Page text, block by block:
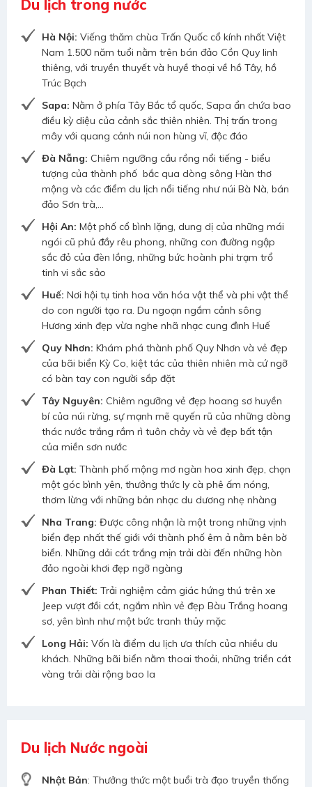
Du lịch trong nước
Hà Nội: Viếng thăm chùa Trấn Quốc cổ kính nhất Việt
Nam 1.500 năm tuổi nằm trên bán đảo Cồn Quy linh
thiêng, với truyền thuyết và huyề thoại về hồ Tây, hồ
Trúc Bạch
Sapa: Nằm ở phía Tây Bắc tổ quốc, Sapa ẩn chứa bao
điều kỳ diệu của cảnh sắc thiên nhiên. Thị trấn trong
mây với quang cảnh núi non hùng vĩ, độc đáo
Đà Nẵng: Chiêm ngưỡng cầu rồng nổi tiếng - biểu
tượng của thành phố bắc qua dòng sông Hàn thơ
mộng và các điểm du lịch nổi tiếng như núi Bà Nà, bán
đảo Sơn trà,...
Hội An: Một phố cổ bình lặng, dung dị của những mái
ngói cũ phủ đầy rêu phong, những con đường ngập
sắc đỏ của đèn lồng, những bức hoành phi trạm trổ
tinh vi sắc sảo
Huế: Nơi hội tụ tinh hoa văn hóa vật thể và phi vật thể
do con người tạo ra. Du ngoạn ngắm cảnh sông
Hương xinh đẹp vừa nghe nhã nhạc cung đình Huế
Quy Nhơn: Khám phá thành phố Quy Nhơn và vẻ đẹp
của bãi biển Kỳ Co, kiệt tác của thiên nhiên mà cứ ngỡ
có bàn tay con người sắp đặt
Tây Nguyên: Chiêm ngưỡng vẻ đẹp hoang sơ huyền
bí của núi rừng, sự mạnh mẽ quyến rũ của những dòng
thác nước trắng rầm rì tuôn chảy và vẻ đẹp bất tận
của miền sơn nước
Đà Lạt: Thành phố mộng mơ ngàn hoa xinh đẹp, chọn
một góc bình yên, thưởng thức ly cà phê ấm nóng,
thơm lừng với những bản nhạc du dương nhẹ nhàng
Nha Trang: Được công nhận là một trong những vịnh
biển đẹp nhất thế giới với thành phố êm ả nằm bên bờ
biển. Những dải cát trắng mịn trải dài đến những hòn
đảo ngoài khơi đẹp ngỡ ngàng
Phan Thiết: Trải nghiệm cảm giác hứng thú trên xe
Jeep vượt đồi cát, ngắm nhìn vẻ đẹp Bàu Trắng hoang
sơ, yên bình như một bức tranh thủy mặc
Long Hải: Vốn là điểm du lịch ưa thích của nhiều du
khách. Những bãi biển nằm thoai thoải, những triền cát
vàng trải dài rộng bao la
Du lịch Nước ngoài
Nhật Bản: Thưởng thức một buổi trà đạo truyền thống